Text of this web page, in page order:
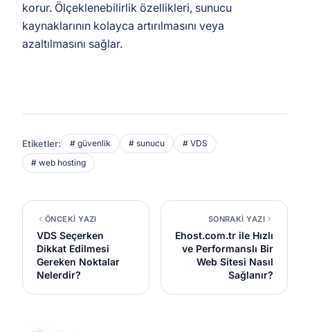
korur. Ölçeklenebilirlik özellikleri, sunucu
kaynaklarının kolayca artırılmasını veya
azaltılmasını sağlar.
Etiketler: # güvenlik # sunucu
# VDS
# web hosting
ÖNCEKİ YAZI
VDS Seçerken
Dikkat Edilmesi
Gereken Noktalar
Nelerdir?
SONRAKİ YAZI
Ehost.com.tr ile Hızlı
ve Performanslı Bir
Web Sitesi Nasıl
Sağlanır?